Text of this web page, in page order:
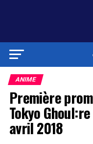
ANIME
Première
Tokyo
avril 2018